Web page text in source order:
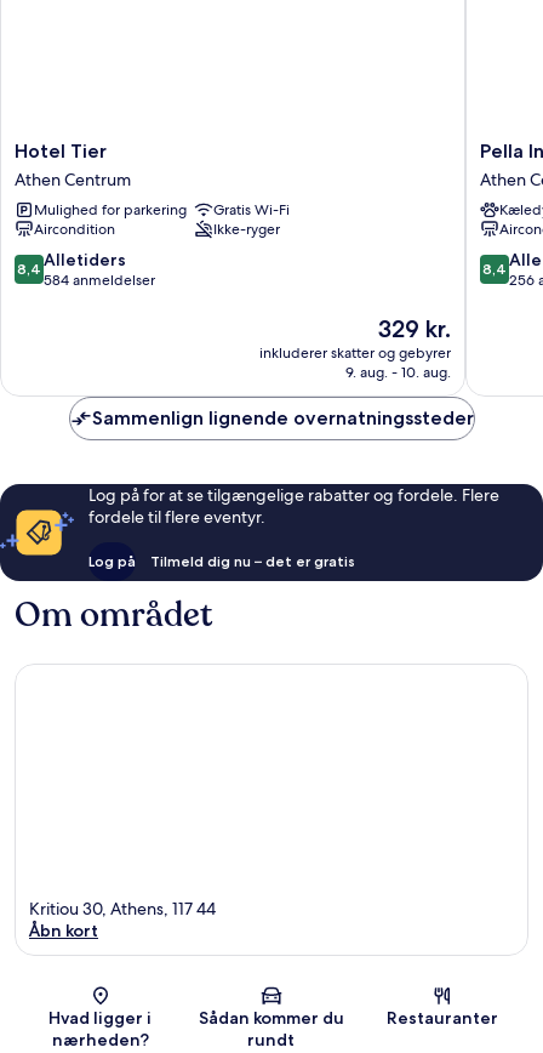
Hotel
Tier
Athen
Centrum
Hotel Tier
Athen Centrum
Mulighed for parkering
Gratis Wi-Fi
Aircondition
Ikke-ryger
8.4
ud
8,4 Alletiders
584 anmeldelser
Prisen
329 kr.
329 kr.
inkluderer skatter og gebyrer
9. aug. - 10. aug.
Pella
Inn
Hostel
Athen
Pella
Athen
8.4
ud
8,4
256
Sammenlign lignende overnatningssteder
Log på for at se tilgængelige rabatter og fordele. Flere
fordele til flere eventyr.
Log på Tilmeld dig nu – det er gratis
Om området
Kort
Kritiou 30, Athens, 117 44
Åbn kort
Hvad ligger i
nærheden?
Sådan kommer du
rundt
Restauranter